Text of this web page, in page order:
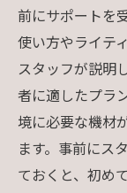
前にサポートを
使い方やライテ
スタッフが説明
者に適したプラ
境に必要な機材
ます。事前にス
ておくと、初め